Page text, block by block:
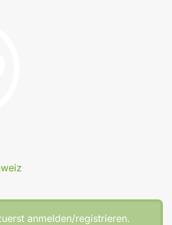
anmelden/registrieren.